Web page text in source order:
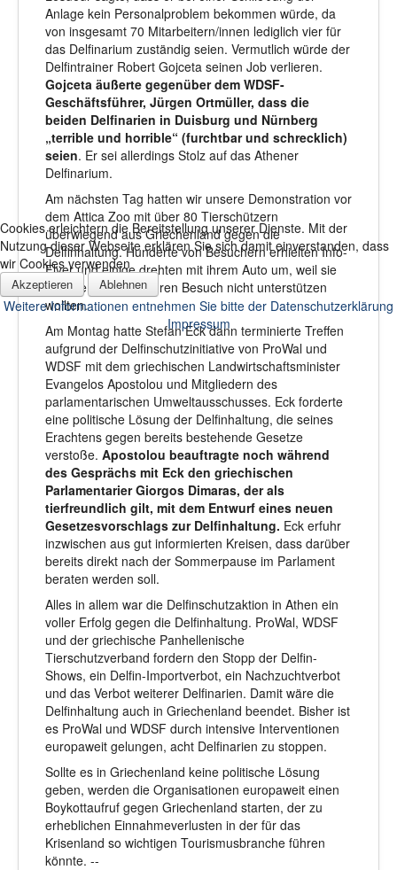
Anlage kein Personalproblem bekommen würde, da
von insgesamt 70 Mitarbeitern/innen lediglich vier für
das Delfinarium zuständig seien. Vermutlich würde der
Delfintrainer Robert Gojceta seinen Job verlieren.
Gojceta äußerte gegenüber dem WDSF-
Geschäftsführer, Jürgen Ortmüller, dass die
beiden Delfinarien in Duisburg und Nürnberg
„terrible und horrible“ (furchtbar und schrecklich)
seien. Er sei allerdings Stolz auf das Athener
Delfinarium.
Am nächsten Tag hatten wir unsere Demonstration vor
dem Attica Zoo mit über 80 Tierschützern
überwiegend aus Griechenland gegen die
Delfinhaltung. Hunderte von Besuchern erhielten Info-
Flyer und einige drehten mit ihrem Auto um, weil sie
das Tierleid durch ihren Besuch nicht unterstützen
wollten.
Am Montag hatte Stefan Eck dann terminierte Treffen
aufgrund der Delfinschutzinitiative von ProWal und
WDSF mit dem griechischen Landwirtschaftsminister
Evangelos Apostolou und Mitgliedern des
parlamentarischen Umweltausschusses. Eck forderte
eine politische Lösung der Delfinhaltung, die seines
Erachtens gegen bereits bestehende Gesetze
verstoße. Apostolou beauftragte noch während
des Gesprächs mit Eck den griechischen
Parlamentarier Giorgos Dimaras, der als
tierfreundlich gilt, mit dem Entwurf eines neuen
Gesetzesvorschlags zur Delfinhaltung. Eck erfuhr
inzwischen aus gut informierten Kreisen, dass darüber
bereits direkt nach der Sommerpause im Parlament
beraten werden soll.
Alles in allem war die Delfinschutzaktion in Athen ein
voller Erfolg gegen die Delfinhaltung. ProWal, WDSF
und der griechische Panhellenische
Tierschutzverband fordern den Stopp der Delfin-
Shows, ein Delfin-Importverbot, ein Nachzuchtverbot
und das Verbot weiterer Delfinarien. Damit wäre die
Delfinhaltung auch in Griechenland beendet. Bisher ist
es ProWal und WDSF durch intensive Interventionen
europaweit gelungen, acht Delfinarien zu stoppen.
Sollte es in Griechenland keine politische Lösung
geben, werden die Organisationen europaweit einen
Boykottaufruf gegen Griechenland starten, der zu
erheblichen Einnahmeverlusten in der für das
Krisenland so wichtigen Tourismusbranche führen
könnte. --
Cookies erleichtern die Bereitstellung unserer Dienste. Mit der
Nutzung dieser Webseite erklären Sie sich damit einverstanden, dass
wir Cookies verwenden
Akzeptieren Ablehnen
Weitere Informationen entnehmen Sie bitte der Datenschutzerklärung
Impressum